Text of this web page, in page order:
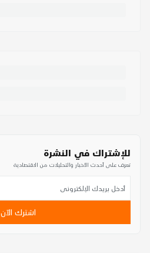
للإشتراك في النشرة
تعرف على أحدث الأخبار والتحليلات من الاقتصادية
اشترك الآن